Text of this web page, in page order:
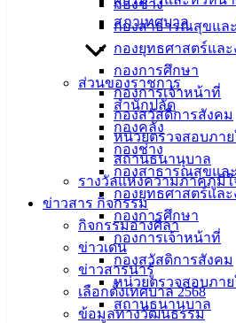
กองช่าง
กองสาธารณสุขแล
กองยุทธศาสตร์แล
กองการศึกษา
กองการเจ้าหน้าที่
กองสวัสดิการสังคม
หน่วยตรวจสอบภา
สถานธนานุบาล
รางวัลแห่งความภาคภูมิใ
ข่าวสาร กิจกรรม
กิจกรรมอ่างศิลา
ข่าวเด่น
ข่าวสารน่ารู้
เลือกตั้งเทศบาล 2568
ข้อมูลทางวัฒนธรรม
สภาเทศบาล
ส่วนของราชการ
สำนักปลัด
กองคลัง
กองช่าง
กองสาธารณสุขแล
กองยุทธศาสตร์แล
กองการศึกษา
กองการเจ้าหน้าที่
กองสวัสดิการสังคม
หน่วยตรวจสอบภา
สถานธนานุบาล
วิธีประกวดราคาอิเล็กทรอนิกส์ (e-
เรื่อง ประกวดราคาจ้า
คอนกรีตเสริมเหล็กพร้อมท่อระบายน้
ถนนมิตรสัมพันธ์ (ช่วงต่อจากของเดิ
วิธีประกวดราคาอิเล็กทรอนิกส์ (e-
เรื่อง ประกวดราคาจ้า
เหล็กพร้อมท่อระบายน้ำ บริเวณถนน
3 ตำบลเสม็ด ด้วยวิธีประกวดราคาอิเ
07 ส.ค. 2563 เรื่อง ประกวดราคาซื้อร
ดับเบิ้ลแค๊บ พร้อมติดตั้งเครื่องรับส่ง
การปฏิบัติงานด้านบรรเทาสาธารณภั
ประกวดราคาอิเล็คทรอนิกส์ (e-bidding)
07 ส.ค. 2563 เรื่อง ประกวดราคาซื้อร
ดับเบิ้ลแค๊บ พร้อมติดตั้งเครื่องรับส่ง
การปฏิบัติงานด้านบรรเทาสาธารณภั